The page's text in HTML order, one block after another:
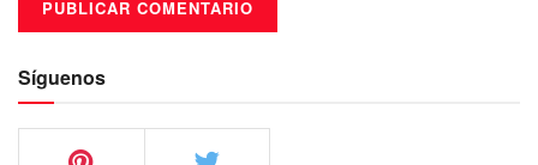
Síguenos